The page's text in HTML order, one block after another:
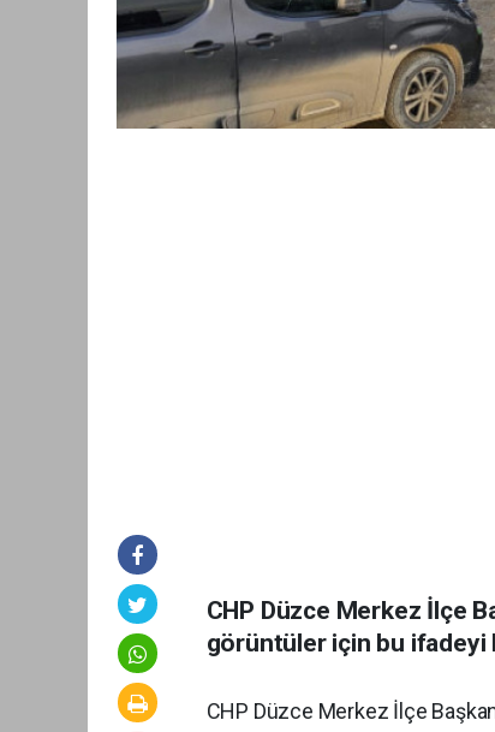
CHP Düzce Merkez İlçe
görüntüler için bu ifadeyi
CHP Düzce Merkez İlçe